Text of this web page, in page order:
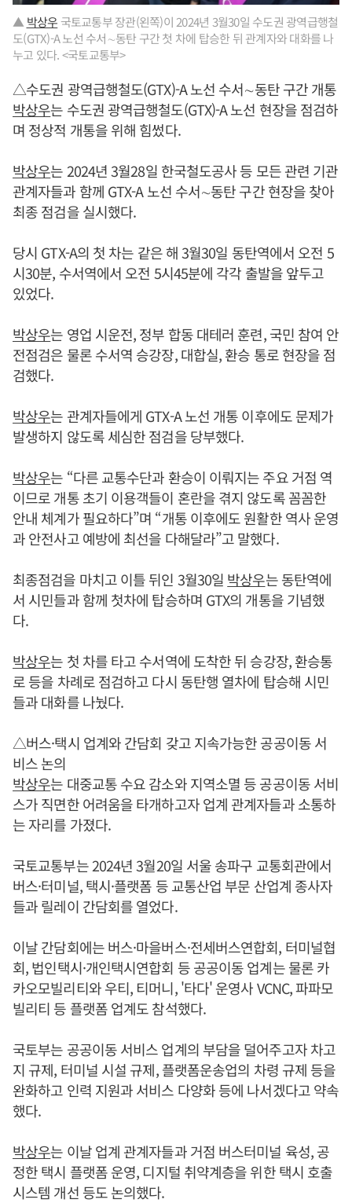
▲ 박상우 국토교통부 장관(왼쪽)이 2024년 3월30일 수도권 광역급행철
도(GTX)-A 노선 수서∼동탄 구간 첫 차에 탑승한 뒤 관계자와 대화를 나
누고 있다. <국토교통부>
△수도권 광역급행철도(GTX)-A 노선 수서∼동탄 구간 개통
박상우는 수도권 광역급행철도(GTX)-A 노선 현장을 점검하
며 정상적 개통을 위해 힘썼다.
박상우는 2024년 3월28일 한국철도공사 등 모든 관련 기관
관계자들과 함께 GTX-A 노선 수서∼동탄 구간 현장을 찾아
최종 점검을 실시했다.
당시 GTX-A의 첫 차는 같은 해 3월30일 동탄역에서 오전 5
시30분, 수서역에서 오전 5시45분에 각각 출발을 앞두고
있었다.
박상우는 영업 시운전, 정부 합동 대테러 훈련, 국민 참여 안
전점검은 물론 수서역 승강장, 대합실, 환승 통로 현장을 점
검했다.
박상우는 관계자들에게 GTX-A 노선 개통 이후에도 문제가
발생하지 않도록 세심한 점검을 당부했다.
박상우는 “다른 교통수단과 환승이 이뤄지는 주요 거점 역
이므로 개통 초기 이용객들이 혼란을 겪지 않도록 꼼꼼한
안내 체계가 필요하다”며 “개통 이후에도 원활한 역사 운영
과 안전사고 예방에 최선을 다해달라”고 말했다.
최종점검을 마치고 이틀 뒤인 3월30일 박상우는 동탄역에
서 시민들과 함께 첫차에 탑승하며 GTX의 개통을 기념했
다.
박상우는 첫 차를 타고 수서역에 도착한 뒤 승강장, 환승통
로 등을 차례로 점검하고 다시 동탄행 열차에 탑승해 시민
들과 대화를 나눴다.
△버스·택시 업계와 간담회 갖고 지속가능한 공공이동 서
비스 논의
박상우는 대중교통 수요 감소와 지역소멸 등 공공이동 서비
스가 직면한 어려움을 타개하고자 업계 관계자들과 소통하
는 자리를 가졌다.
국토교통부는 2024년 3월20일 서울 송파구 교통회관에서
버스·터미널, 택시·플랫폼 등 교통산업 부문 산업계 종사자
들과 릴레이 간담회를 열었다.
이날 간담회에는 버스·마을버스·전세버스연합회, 터미널협
회, 법인택시·개인택시연합회 등 공공이동 업계는 물론 카
카오모빌리티와 우티, 티머니, '타다' 운영사 VCNC, 파파모
빌리티 등 플랫폼 업계도 참석했다.
국토부는 공공이동 서비스 업계의 부담을 덜어주고자 차고
지 규제, 터미널 시설 규제, 플랫폼운송업의 차령 규제 등을
완화하고 인력 지원과 서비스 다양화 등에 나서겠다고 약속
했다.
박상우는 이날 업계 관계자들과 거점 버스터미널 육성, 공
정한 택시 플랫폼 운영, 디지털 취약계층을 위한 택시 호출
시스템 개선 등도 논의했다.